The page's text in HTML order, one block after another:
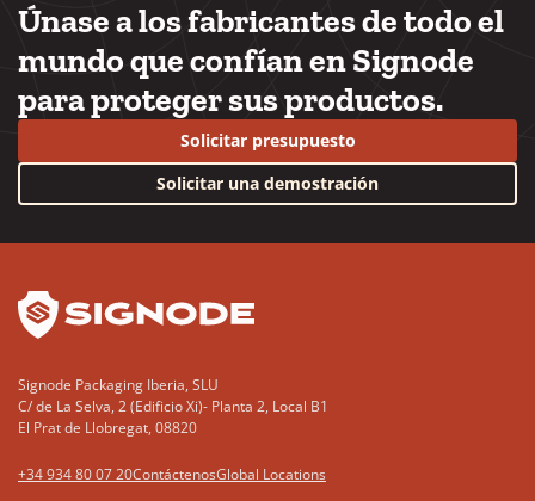
Únase a los fabricantes de todo el
mundo que confían en Signode
para proteger sus productos.
Solicitar presupuesto
Solicitar una demostración
Signode Packaging Iberia, SLU
C/ de La Selva, 2 (Edificio Xi)- Planta 2, Local B1
El Prat de Llobregat, 08820
+34 934 80 07 20ContáctenosGlobal Locations